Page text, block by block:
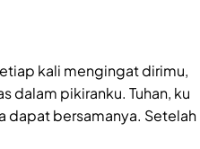
kali mengingat dirimu,
dalam pikiranku. Tuhan, ku
dapat bersamanya. Setelah